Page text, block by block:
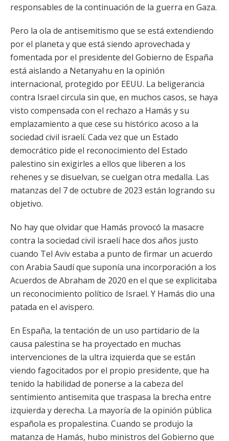
responsables de la continuación de la guerra en Gaza.
Pero la ola de antisemitismo que se está extendiendo
por el planeta y que está siendo aprovechada y
fomentada por el presidente del Gobierno de España
está aislando a Netanyahu en la opinión
internacional, protegido por EEUU. La beligerancia
contra Israel circula sin que, en muchos casos, se haya
visto compensada con el rechazo a Hamás y su
emplazamiento a que cese su histórico acoso a la
sociedad civil israelí. Cada vez que un Estado
democrático pide el reconocimiento del Estado
palestino sin exigirles a ellos que liberen a los
rehenes y se disuelvan, se cuelgan otra medalla. Las
matanzas del 7 de octubre de 2023 están logrando su
objetivo.
No hay que olvidar que Hamás provocó la masacre
contra la sociedad civil israelí hace dos años justo
cuando Tel Aviv estaba a punto de firmar un acuerdo
con Arabia Saudí que suponía una incorporación a los
Acuerdos de Abraham de 2020 en el que se explicitaba
un reconocimiento político de Israel. Y Hamás dio una
patada en el avispero.
En España, la tentación de un uso partidario de la
causa palestina se ha proyectado en muchas
intervenciones de la ultra izquierda que se están
viendo fagocitados por el propio presidente, que ha
tenido la habilidad de ponerse a la cabeza del
sentimiento antisemita que traspasa la brecha entre
izquierda y derecha. La mayoría de la opinión pública
española es propalestina. Cuando se produjo la
matanza de Hamás, hubo ministros del Gobierno que